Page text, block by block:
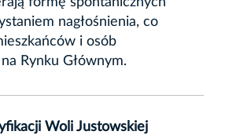
nagłośnienia, co
i osób
Rynku Głównym.
Woli Justowskiej